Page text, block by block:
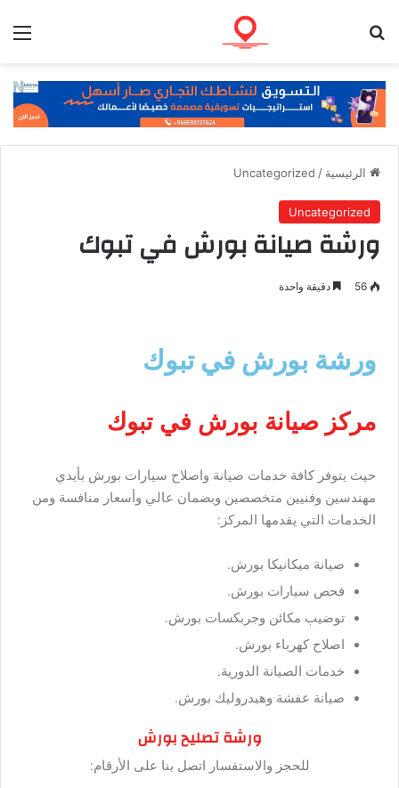
الرئيسية /
Uncategorized
Uncategorized
ورشة صيانة بورش في تبوك
56 دقيقة واحدة
ورشة بورش في تبوك
مركز صيانة بورش في تبوك
حيث يتوفر كافة خدمات صيانة واصلاح سيارات بورش بأيدي
مهندسين وفنيين متخصصين وبضمان عالي وأسعار منافسة ومن
الخدمات التي يقدمها المركز:
صيانة ميكانيكا بورش.
فحص سيارات بورش.
توضيب مكائن وجربكسات بورش.
اصلاح كهرباء بورش.
خدمات الصيانة الدورية.
صيانة عفشة وهيدروليك بورش.
ورشة تصليح بورش
للحجز والاستفسار اتصل بنا على الأرقام: